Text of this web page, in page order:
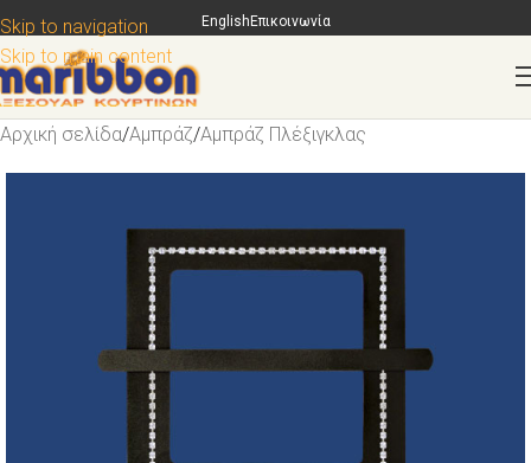
Skip to navigation
Skip to main content
EnglishΕπικοινωνία
Αρχική σελίδα/Αμπράζ/Αμπράζ Πλέξιγκλας